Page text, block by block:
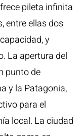
pileta infinita
entre ellas dos
y
La apertura del
punto de
y la Patagonia,
para el
local. La ciudad